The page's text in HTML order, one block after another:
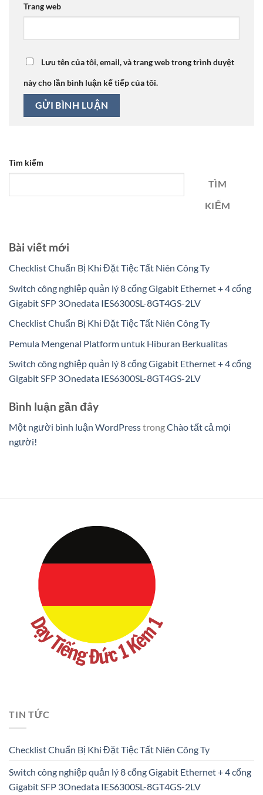
Trang web
Lưu tên của tôi, email, và trang web trong trình duyệt
này cho lần bình luận kế tiếp của tôi.
Tìm kiếm
TÌM
KIẾM
Bài viết mới
Checklist Chuẩn Bị Khi Đặt Tiệc Tất Niên Công Ty
Switch công nghiệp quản lý 8 cổng Gigabit Ethernet + 4 cổng
Gigabit SFP 3Onedata IES6300SL-8GT4GS-2LV
Checklist Chuẩn Bị Khi Đặt Tiệc Tất Niên Công Ty
Pemula Mengenal Platform untuk Hiburan Berkualitas
Switch công nghiệp quản lý 8 cổng Gigabit Ethernet + 4 cổng
Gigabit SFP 3Onedata IES6300SL-8GT4GS-2LV
Bình luận gần đây
Một người bình luận WordPresstrongChào tất cả mọi
người!
TIN TỨC
Checklist Chuẩn Bị Khi Đặt Tiệc Tất Niên Công Ty
Switch công nghiệp quản lý 8 cổng Gigabit Ethernet + 4 cổng
Gigabit SFP 3Onedata IES6300SL-8GT4GS-2LV